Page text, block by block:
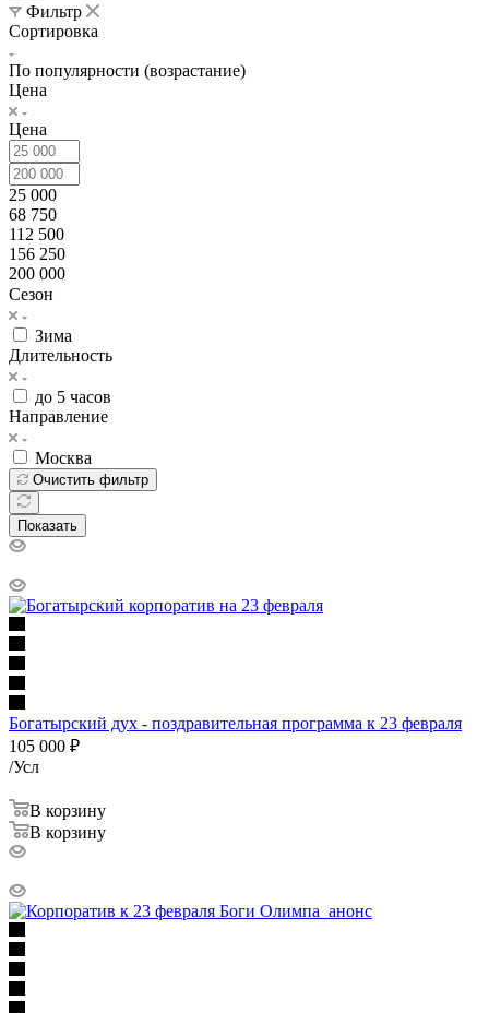
Фильтр
Сортировка
По популярности (возрастание)
Цена
Цена
25 000
68 750
112 500
156 250
200 000
Сезон
Зима
Длительность
до 5 часов
Направление
Москва
Очистить фильтр
Показать
Богатырский дух - поздравительная программа к 23 февраля
105 000 ₽
/Усл
В корзину
В корзину